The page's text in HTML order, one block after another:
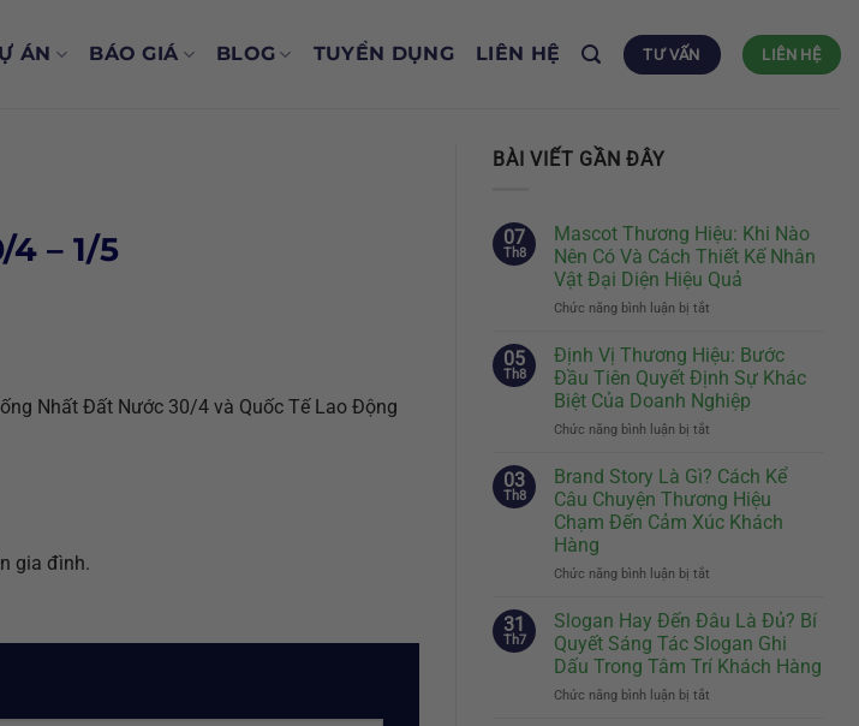
ÁN BÁO GIÁ BLOG TUYỂN DỤNG LIÊN HỆ TƯ VẤN LIÊN HỆ
– 1/5
Nhất Đất Nước 30/4 và Quốc Tế Lao Động
gia đình.
BÀI VIẾT GẦN ĐÂY
07
Th8
Mascot Thương Hiệu: Khi Nào
Nên Có Và Cách Thiết Kế Nhân
Vật Đại Diện Hiệu Quả
Chức năng bình luận bị tắt
Thương
Hiệu:
Khi
Nào
Và
Cách
Thiết
Kế
Diện
Quả
05
Th8
Định Vị Thương Hiệu: Bước
Đầu Tiên Quyết Định Sự Khác
Biệt Của Doanh Nghiệp
Chức năng bình luận bị tắt
Vị
Thương
Hiệu:
Bước
Định
Khác
Biệt
03
Th8
Brand Story Là Gì? Cách Kể
Câu Chuyện Thương Hiệu
Chạm Đến Cảm Xúc Khách
Hàng
Chức năng bình luận bị tắt
Story
Gì?
Cách
31
Th7
Slogan Hay Đến Đâu Là Đủ? Bí
Quyết Sáng Tác Slogan Ghi
Dấu Trong Tâm Trí Khách Hàng
Chức năng bình luận bị tắt